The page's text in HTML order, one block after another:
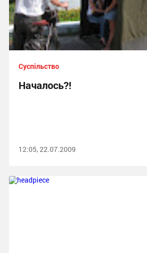
Суспільство
Началось?!
12:05, 22.07.2009